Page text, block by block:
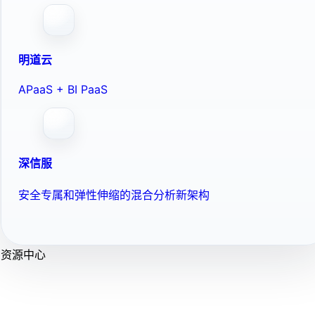
明道云
APaaS + BI PaaS
深信服
安全专属和弹性伸缩的混合分析新架构
资源中心